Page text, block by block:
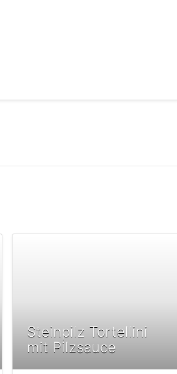
Steinpilz Tortellini
mit Pilzsauce